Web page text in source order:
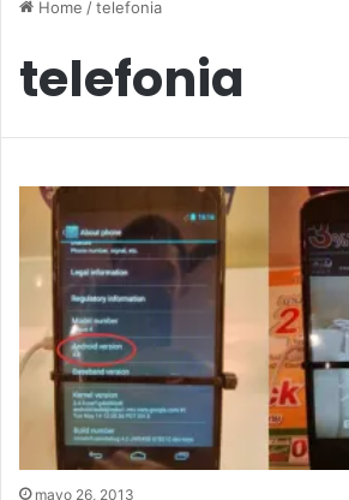
Home /telefonia
telefonia
mayo 26, 2013